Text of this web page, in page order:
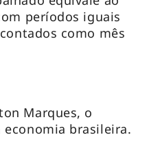
períodos iguais
como mês
Marques, o
brasileira.